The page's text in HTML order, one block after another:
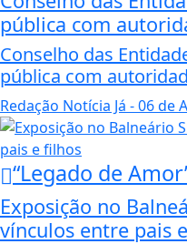
pública com
Conselho das
pública com
Redação Notícia Já - 06 de
“Legado de
Exposição no
vínculos entre pais